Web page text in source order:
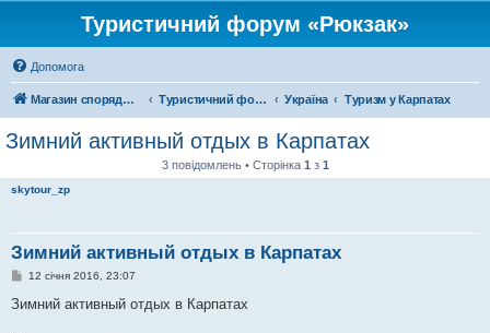
Туристичний форум «Рюкзак»
Допомога
Магазин спорядження Туристичний форум «Рюкзак» Україна Туризм у Карпатах
Зимний активный отдых в Карпатах
3 повідомлень • Сторінка 1 з 1
skytour_zp
Зимний активный отдых в Карпатах
П
в
12 січня 2016, 23:07
Зимний активный отдых в Карпатах